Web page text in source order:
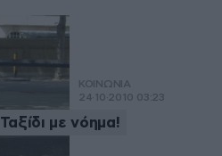
ΚΟΙΝΩΝΙΑ
24·10·2010 03:23
Ταξίδι με νόημα!